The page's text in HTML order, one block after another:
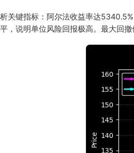
关键指标：阿尔法收益率达
，说明单位风险回报极高。最大回